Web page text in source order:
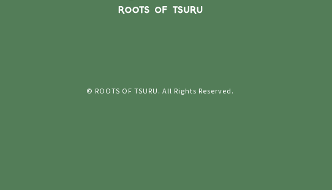
© ROOTS OF TSURU. All Rights Reserved.